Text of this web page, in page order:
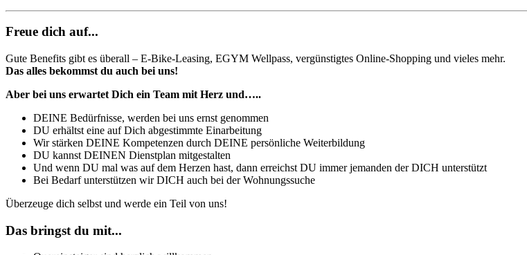
Freue dich auf...
Gute Benefits gibt es überall – E-Bike-Leasing, EGYM Wellpass, vergünstigtes Online-Shopping und vieles mehr.
Das alles bekommst du auch bei uns!
Aber bei uns erwartet Dich ein Team mit Herz und…..
DEINE Bedürfnisse, werden bei uns ernst genommen
DU erhältst eine auf Dich abgestimmte Einarbeitung
Wir stärken DEINE Kompetenzen durch DEINE persönliche Weiterbildung
DU kannst DEINEN Dienstplan mitgestalten
Und wenn DU mal was auf dem Herzen hast, dann erreichst DU immer jemanden der DICH unterstützt
Bei Bedarf unterstützen wir DICH auch bei der Wohnungssuche
Überzeuge dich selbst und werde ein Teil von uns!
Das bringst du mit...